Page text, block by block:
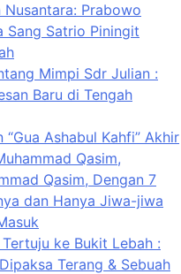
Nusantara: Prabowo
Sang Satrio Piningit
Mimpi Sdr Julian :
Baru di Tengah
Qasim,
Qasim, Dengan 7
dan Hanya Jiwa-jiwa
ke Bukit Lebah :
Terang & Sebuah